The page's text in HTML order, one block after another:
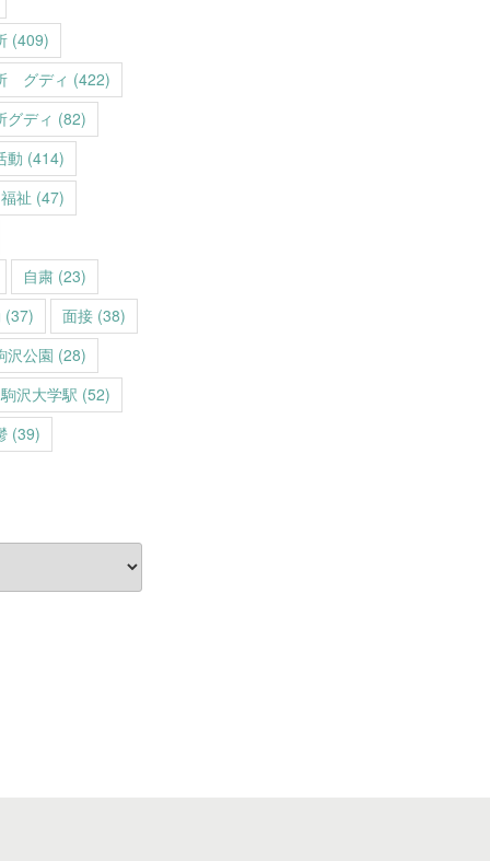
(409)
グディ (422)
グディ (82)
動 (414)
福祉 (47)
自粛 (23)
(37) 面接 (38)
沢公園 (28)
駒沢大学駅 (52)
(39)